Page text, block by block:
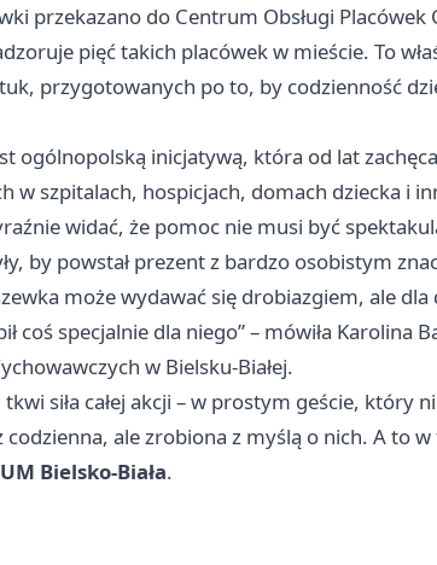
przekazano do Centrum Obsługi
pięć takich placówek w mieście. To
przygotowanych po to, by codzienność
ogólnopolską inicjatywą, która od lat
w szpitalach, hospicjach, domach dziecka i
widać, że pomoc nie musi być
by powstał prezent z bardzo osobistym
może wydawać się drobiazgiem, ale
coś specjalnie dla niego” – mówiła
w Bielsku-Białej.
tkwi siła całej akcji – w prostym geście, który
codzienna, ale zrobiona z myślą o nich. A to
UM Bielsko-Biała.